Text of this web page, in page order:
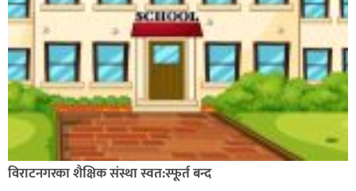
विराटनगरका शैक्षिक संस्था स्वत:स्फूर्त बन्द